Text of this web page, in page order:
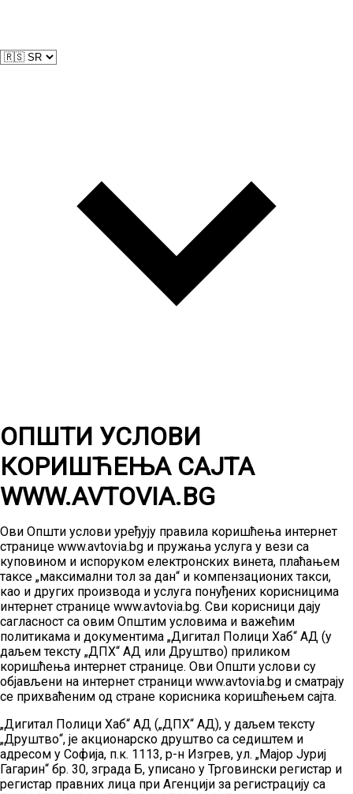
ОПШТИ УСЛОВИ
КОРИШЋЕЊА САЈТА
WWW.AVTOVIA.BG
Ови Општи услови уређују правила коришћења интернет
странице www.avtovia.bg и пружања услуга у вези са
куповином и испоруком електронских винета, плаћањем
таксе „максимални тол за дан“ и компензационих такси,
као и других производа и услуга понуђених корисницима
интернет странице www.avtovia.bg. Сви корисници дају
сагласност са овим Општим условима и важећим
политикама и документима „Дигитал Полици Хаб“ АД (у
даљем тексту „ДПХ“ АД или Друштво) приликом
коришћења интернет странице. Ови Општи услови су
објављени на интернет страници www.avtovia.bg и сматрају
се прихваћеним од стране корисника коришћењем сајта.
„Дигитал Полици Хаб“ АД („ДПХ“ АД), у даљем тексту
„Друштво“, је акционарско друштво са седиштем и
адресом у Софија, п.к. 1113, р-н Изгрев, ул. „Мајор Јуриј
Гагарин“ бр. 30, зграда Б, уписано у Трговински регистар и
регистар правних лица при Агенцији за регистрацију са